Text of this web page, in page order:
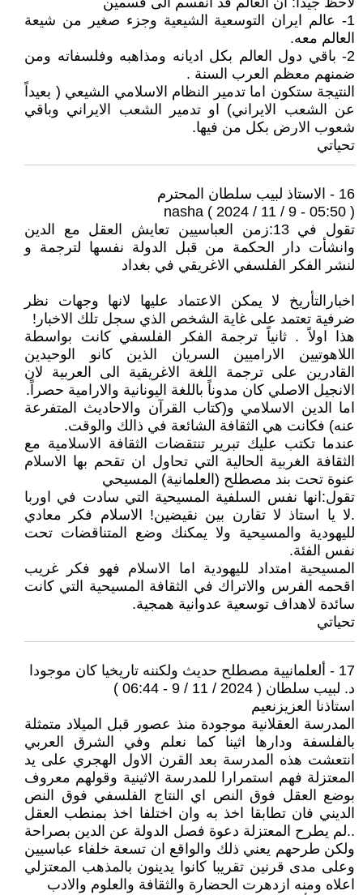
1- عالم ايران التوسعية الشيعية وجزء صغير من شيعة
العالم معه.
2- باقي دول العالم بكل اديانه ومذاهبه وفلسفاته ومن
ضمنهم معظم العرب السنة .
النتيجة ستكون اما تدمير النظام الاسلامي الشيعي ( بعيداً
عن الشعب الايراني) او تدمير الشعب الايراني وباقي
شعوب الارض بكل من فيها.
تحياتي
16 - الاستاذ لبيب سلطان المحترم
nasha ( 2024 / 11 / 9 - 05:50 )
تقول في 13:زمن العباسيين تعايش العقل مع الدين
وانشأت دار الحكمة من قبل الدولة نفسها لترجمة و
لنشر الفكر الفلسفي الاغريقي في بغداد
اخبارالتأريخ لا يمكن الاعتماد عليها لانها وجهات نظر
ضرفية تعتمد على غاية الشخص الذي سجل تلك الاخبار!
هذا اولاً . ثانياً ترجمة الفكر الفلسفي كانت بواسطة
اللاهوتيين الاراميين السريان الذين كانو الوحيدين
القادرين على ترجمة اللغة الاغريقية الى العربية لان
الانجيل الاصلي كان مدوناً باللغة اليونانية والارامية حصراً.
اما الدين الاسلامي و(كتاب القرآن والاحاديث المتفرعة
عنه) فكانت هي الثقافة الشائعة في ذالك والوقت.
عندما تكتب عليك تبرير تنتقضات الثقافة الاسلامية مع
الثقافة الغربية الحالية التي تحاول ان تقحم بها الاسلام
عنوة تحت بند مصطلح (العلمانية) المسيحي
تقول:انها نفس السلفية المسيحية التي سادت في اوربا
.لا يا استاذ لا تقارن بين نقيضين! الاسلام فكر معادي
لليهودية والمسيحية ولا يمكنك وضع المتناقضات تحت
نفس الفئة.
المسيحية امتداد لليهودية اما الاسلام فهو فكر غريب
اقحمه الفرس والاتراك في الثقافة المسيحية التي كانت
سائدة لاهداف توسعية عدوانية همجية.
تحياتي
17 - ألعلمانيية مصطلح حديث ولكننه تاريخيا كان موجودا
د. لبيب سلطان ( 2024 / 11 / 9 - 06:44 )
استاذنا العزيزنعيم
المدرسة العقلانية موجودة منذ عصور قبل الميلاد متمثلة
بالفلسفة ودارها اثينا كما نعلم وفي الشرق العربي
انتعشت هذه المدرسة بعد القرن الاول الهجري على يد
المعتزلة فهم استمرارا للمدرسة الاثينية وقولهم معروف
بوضع العقل فوق النص اي النتاج الفلسفي فوق النص
الديني فان تطابقا اخذ به وان اختلفا اخذ بمنطب العقل
..لم يطرح المعتزلة دعوة فصل الدولة عن الدين بصراحة
ولكن طرحهم يعني ذلك والواقع ان تسعة خلفاء عباسيين
وعلى مدى قرنين تقريبا كانوا يدينون بالمذهب المعتزلي
اعلاه ومنه ازدهرت الحضارة والثقافة والعلوم والادب